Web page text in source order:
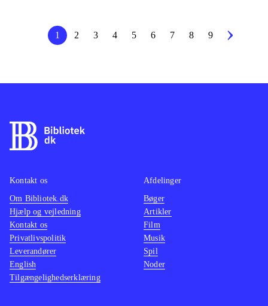
1 2 3 4 5 6 7 8 9
Kontakt os
Om Bibliotek.dk
Hjælp og vejledning
Kontakt os
Privatlivspolitik
Leverandører
English
Tilgængelighedserklæring
Afdelinger
Bøger
Artikler
Film
Musik
Spil
Noder